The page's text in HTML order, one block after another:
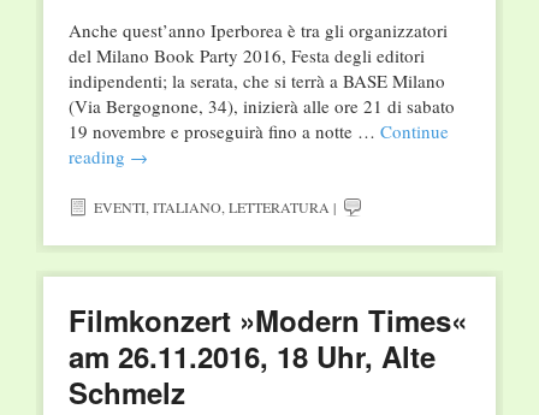
Anche quest’anno Iperborea è tra gli organizzatori
del Milano Book Party 2016, Festa degli editori
indipendenti; la serata, che si terrà a BASE Milano
(Via Bergognone, 34), inizierà alle ore 21 di sabato
19 novembre e proseguirà fino a notte … Continue
reading →
EVENTI, ITALIANO, LETTERATURA |
Filmkonzert »Modern Times«
am 26.11.2016, 18 Uhr, Alte
Schmelz